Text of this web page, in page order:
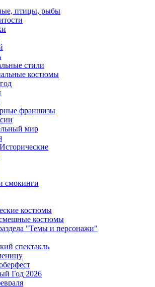
птицы, рыбы
стили
костюмы
франшизы
мир
смокинги
костюмы
костюмы
"Темы и персонажи"
спектакль
Год 2026